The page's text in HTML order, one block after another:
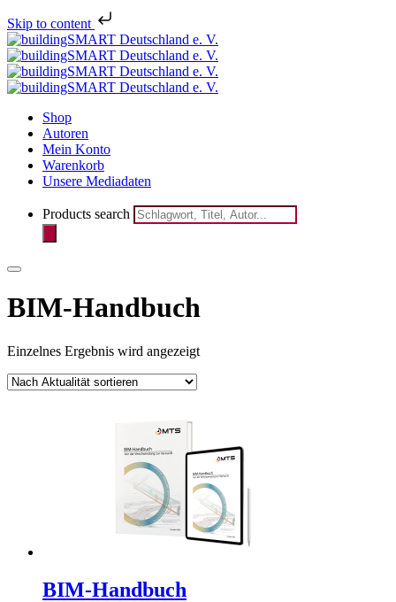
Skip to content
Shop
Autoren
Mein Konto
Warenkorb
Unsere Mediadaten
Products search
BIM-Handbuch
Einzelnes Ergebnis wird angezeigt
BIM-Handbuch
Melden Sie sich jetzt für den
Newsletter des bSD Verlags
an!